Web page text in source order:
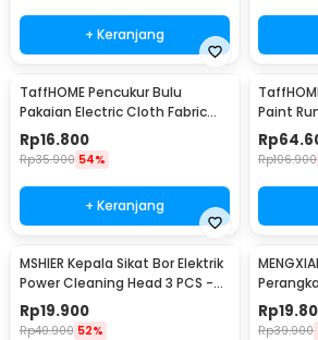
+ Keranjang
TaffHOME Pencukur Bulu
Pakaian Electric Cloth Fabric
Shaver - FL-188
Rp16.800
Rp35.900 54%
+ Keranjang
Paint
526
Rp
Rp106.900
MSHIER Kepala Sikat Bor Elektrik
Power Cleaning Head 3 PCS -
DB003
Rp19.900
Rp40.900 52%
Rp
Rp39.900